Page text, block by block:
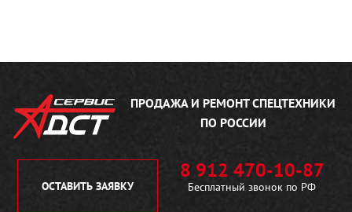
ПРОДАЖА И РЕМОНТСПЕЦТЕХНИКИ
ПО РОССИИ
ОСТАВИТЬ ЗАЯВКУ
8 912 470-10-87
Бесплатный звонок по РФ